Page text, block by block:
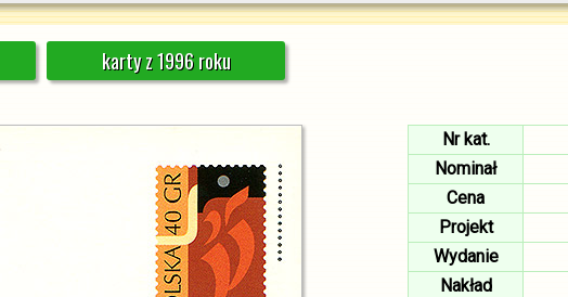
karty z 1996 roku
Nr kat.
Nominał
Cena
Projekt
Wydanie
Nakład